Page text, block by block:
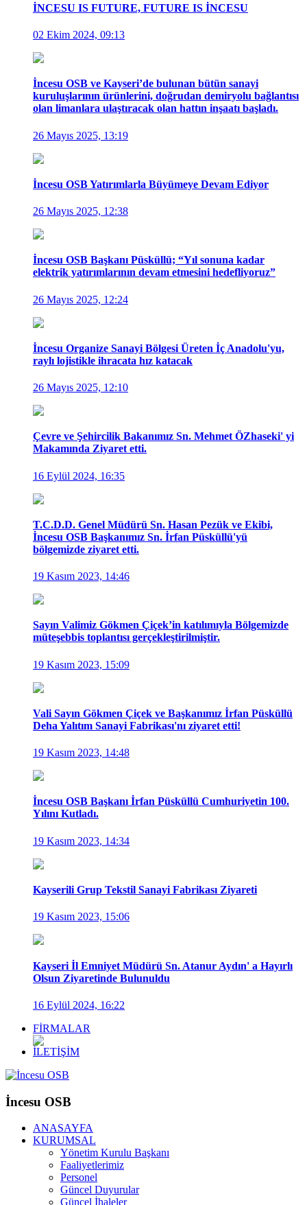
İNCESU IS FUTURE, FUTURE IS İNCESU
02 Ekim 2024, 09:13
İncesu OSB ve Kayseri’de bulunan bütün sanayi
kuruluşlarının ürünlerini, doğrudan demiryolu bağlantısı
olan limanlara ulaştıracak olan hattın inşaatı başladı.
26 Mayıs 2025, 13:19
İncesu OSB Yatırımlarla Büyümeye Devam Ediyor
26 Mayıs 2025, 12:38
İncesu OSB Başkanı Püsküllü; “Yıl sonuna kadar
elektrik yatırımlarının devam etmesini hedefliyoruz”
26 Mayıs 2025, 12:24
İncesu Organize Sanayi Bölgesi Üreten İç Anadolu'yu,
raylı lojistikle ihracata hız katacak
26 Mayıs 2025, 12:10
Çevre ve Şehircilik Bakanımız Sn. Mehmet ÖZhaseki' yi
Makamında Ziyaret etti.
16 Eylül 2024, 16:35
T.C.D.D. Genel Müdürü Sn. Hasan Pezük ve Ekibi,
İncesu OSB Başkanımız Sn. İrfan Püsküllü'yü
bölgemizde ziyaret etti.
19 Kasım 2023, 14:46
Sayın Valimiz Gökmen Çiçek’in katılımıyla Bölgemizde
müteşebbis toplantısı gerçekleştirilmiştir.
19 Kasım 2023, 15:09
Vali Sayın Gökmen Çiçek ve Başkanımız İrfan Püsküllü
Deha Yalıtım Sanayi Fabrikası'nı ziyaret etti!
19 Kasım 2023, 14:48
İncesu OSB Başkanı İrfan Püsküllü Cumhuriyetin 100.
Yılını Kutladı.
19 Kasım 2023, 14:34
Kayserili Grup Tekstil Sanayi Fabrikası Ziyareti
19 Kasım 2023, 15:06
Kayseri İl Emniyet Müdürü Sn. Atanur Aydın' a Hayırlı
Olsun Ziyaretinde Bulunuldu
16 Eylül 2024, 16:22
FİRMALAR
İLETİŞİM
İncesu OSB
ANASAYFA
KURUMSAL
Yönetim Kurulu Başkanı
Faaliyetlerimiz
Personel
Güncel Duyurular
Güncel İhaleler